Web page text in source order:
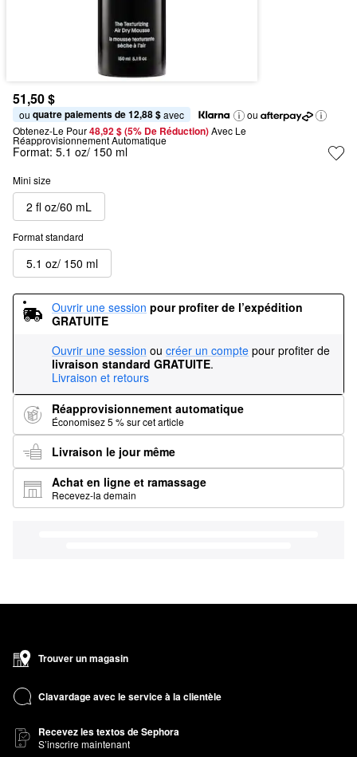
51,50 $
ou quatre paiements de 12,88 $ avec
ou
Obtenez-Le Pour48,92 $ (5% De Réduction) Avec Le
Réapprovisionnement Automatique
Format: 5.1 oz/ 150 ml
Mini size
2 fl oz/60 mL
Format standard
5.1 oz/ 150 ml
Ouvrir une session pour profiter de l’expédition
GRATUITE
Ouvrir une session ou créer un compte pour profiter de
livraison standard GRATUITE.
Livraison et retours
Réapprovisionnement automatique
Économisez 5 % sur cet article
Livraison le jour même
Achat en ligne et ramassage
Recevez-la demain
Trouver un magasin
Clavardage avec le service à la clientèle
Recevez les textos de Sephora
S’inscrire maintenant